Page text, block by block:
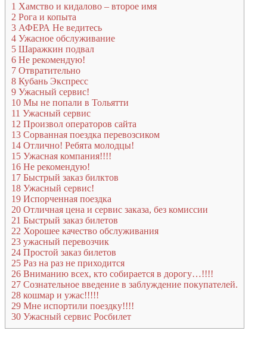
1 Хамство и кидалово – второе имя
2 Рога и копыта
3 АФЕРА Не ведитесь
4 Ужасное обслуживание
5 Шаражкин подвал
6 Не рекомендую!
7 Отвратительно
8 Кубань Экспресс
9 Ужасный сервис!
10 Мы не попали в Тольятти
11 Ужасный сервис
12 Произвол операторов сайта
13 Сорванная поездка перевозсиком
14 Отлично! Ребята молодцы!
15 Ужасная компания!!!!
16 Не рекомендую!
17 Быстрый заказ билктов
18 Ужасный сервис!
19 Испорченная поездка
20 Отличная цена и сервис заказа, без комиссии
21 Быстрый заказ билетов
22 Хорошее качество обслуживания
23 ужасный перевозчик
24 Простой заказ билетов
25 Раз на раз не приходится
26 Вниманию всех, кто собирается в дорогу…!!!!
27 Сознательное введение в заблуждение покупателей.
28 кошмар и ужас!!!!!
29 Мне испортили поездку!!!!
30 Ужасный сервис Росбилет